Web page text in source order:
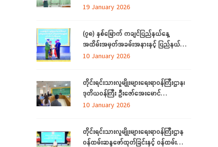
အပြည်ပြည်ဆိုင်ရာတရားရုံးများနှင့်
19 January 2026
(၇၈) နှစ်မြောက် ကချင်ပြည်နယ်နေ့
အထိမ်းအမှတ်အခမ်းအနားနှင့် ပြည်နယ်
ဂုဏ်ထူးဆောင်ဆုများ ချီးမြှင့်ခြင်း
စည်းလုံးညီညွတ်ခြင်းကို ထုတ်ဖော်ပြသသည့်
မနောအကကို ရိုးရာအစဉ်အလာနှင့်အညီ
အေးချမ်းပျော်ရွှင်စွာဆင်နွှဲ
10 January 2026
တိုင်းရင်းသားလူမျိုးများရေးရာဝန်ကြီးဌာန၊
ဒုတိယဝန်ကြီး ဦးဇော်‌အေးမောင်
ကချင်ပြည်နယ်၊ ညွှန်ကြား‌ရေးမှူးရုံးရှိ
ခြင်း
10 January 2026
တိုင်းရင်းသားလူမျိုးများရေးရာဝန်ကြီးဌာန
ဝန်ထမ်းဆန္ဒဖော်ထုတ်ခြင်းနှင့် ဝန်ထမ်း